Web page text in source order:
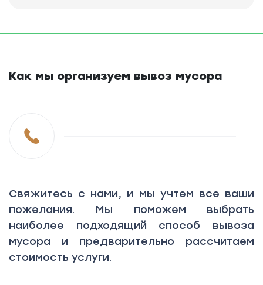
Как мы организуем вывоз мусора
Свяжитесь с нами, и мы учтем все ваши
пожелания. Мы поможем выбрать
наиболее подходящий способ вывоза
мусора и предварительно рассчитаем
стоимость услуги.